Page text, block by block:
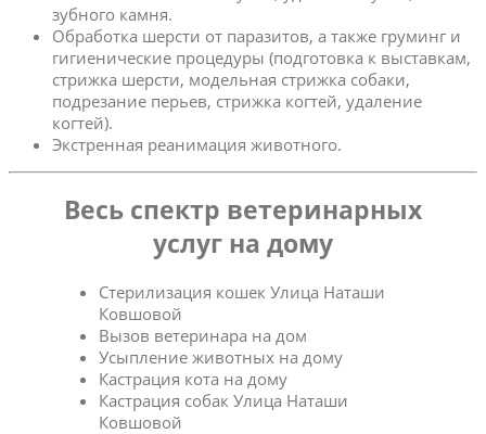
зубного камня.
Обработка шерсти от паразитов, а также груминг и
гигиенические процедуры (подготовка к выставкам,
стрижка шерсти, модельная стрижка собаки,
подрезание перьев, стрижка когтей, удаление
когтей).
Экстренная реанимация животного.
Весь спектр ветеринарных
услуг на дому
Стерилизация кошек Улица Наташи
Ковшовой
Вызов ветеринара на дом
Усыпление животных на дому
Кастрация кота на дому
Кастрация собак Улица Наташи
Ковшовой